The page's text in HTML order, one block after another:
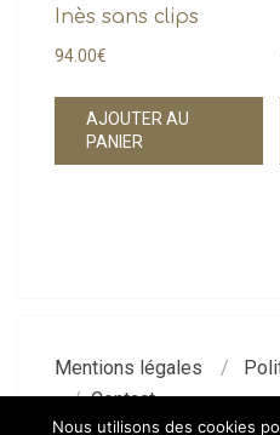
Inès sans clips
94.00€
AJOUTER AU
PANIER
Mentions légales
Contact
Nous utilisons des cookies